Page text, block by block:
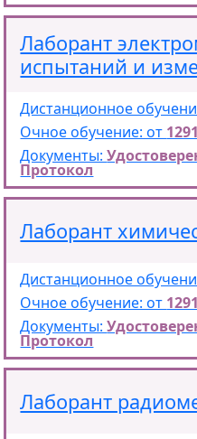
Лаборант
испытаний и
Дистанционное
Очное обучение: от
Документы:
Протокол
Лаборант
Дистанционное
Очное обучение: от
Документы:
Протокол
Лаборант